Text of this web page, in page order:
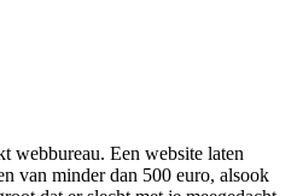
webbureau. Een website laten
van minder dan 500 euro, alsook